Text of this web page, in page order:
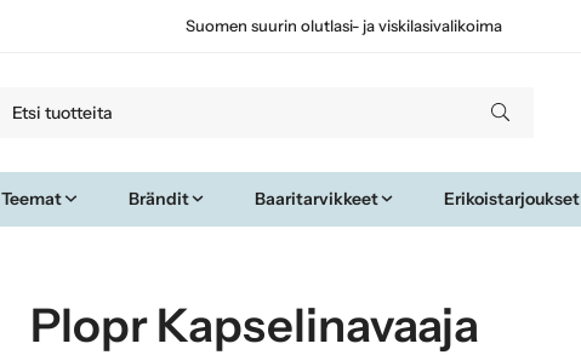
Suomen suurin olutlasi- ja viskilasivalikoima
Teemat Brändit Baaritarvikkeet Erikoistarjoukset
Plopr Kapselinavaaja